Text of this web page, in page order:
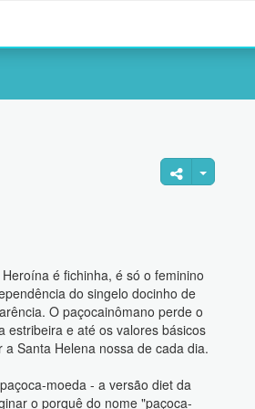
é fichinha, é só o feminino
do singelo docinho de
O paçocainômano perde o
estribeira e até os valores básicos
Santa Helena nossa de cada dia.
moeda - a versão diet da
o porquê do nome "paçoca-